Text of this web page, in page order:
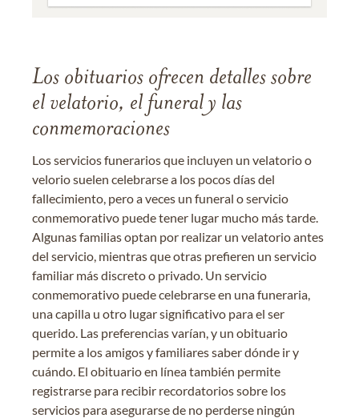
Los obituarios ofrecen detalles sobre
el velatorio, el funeral y las
conmemoraciones
Los servicios funerarios que incluyen un velatorio o
velorio suelen celebrarse a los pocos días del
fallecimiento, pero a veces un funeral o servicio
conmemorativo puede tener lugar mucho más tarde.
Algunas familias optan por realizar un velatorio antes
del servicio, mientras que otras prefieren un servicio
familiar más discreto o privado. Un servicio
conmemorativo puede celebrarse en una funeraria,
una capilla u otro lugar significativo para el ser
querido. Las preferencias varían, y un obituario
permite a los amigos y familiares saber dónde ir y
cuándo. El obituario en línea también permite
registrarse para recibir recordatorios sobre los
servicios para asegurarse de no perderse ningún